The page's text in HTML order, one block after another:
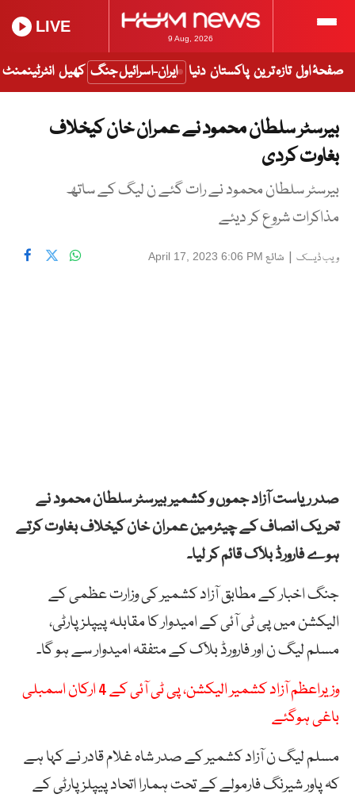
9 Aug, 2026
LIVE
صفحۂ اول تازہ ترین پاکستان دنیا ایران-اسرائیل جنگ کھیل انٹرٹینمنٹ
بیرسٹر سلطان محمود نے عمران خان کیخلاف
بغاوت کردی
بیرسٹر سلطان محمود نے رات گئے ن لیگ کے ساتھ
مذاکرات شروع کر دیئے
ویب ڈیسک | شائع April 17, 2023 6:06 PM
صدر ریاست آزاد جموں و کشمیر بیرسٹر سلطان محمود نے
تحریک انصاف کے چیئرمین عمران خان کیخلاف بغاوت کرتے
ہوے فارورڈ بلاک قائم کر لیا۔
جنگ اخبار کے مطابق آزاد کشمیر کی وزارت عظمی کے
الیکشن میں پی ٹی آئی کے امیدوار کا مقابلہ پیپلز پارٹی،
مسلم لیگ ن اور فارورڈ بلاک کے متفقہ امیدوار سے ہو گا۔
وزیراعظم آزاد کشمیر الیکشن، پی ٹی آئی کے 4 ارکان اسمبلی
باغی ہوگئے
مسلم لیگ ن آزاد کشمیر کے صدر شاہ غلام قادر نے کہا ہے
کہ پاور شیرنگ فارمولے کے تحت ہمارا اتحاد پیپلز پارٹی کے